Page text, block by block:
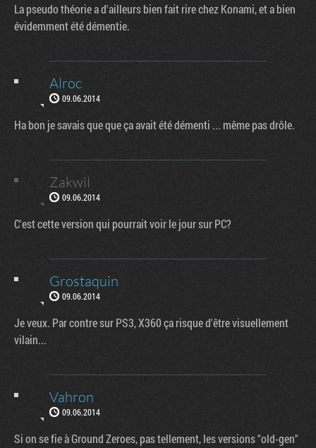
La pseudo théorie a d'ailleurs bien fait rire chez Konami, et a bien
évidemment été démentie.
Alroc
09.06.2014
Ha bon je savais que que ça avait été démenti ... même pas drôle.
Zakwil
09.06.2014
C'est cette version qui pourrait voir le jour sur PC?
Grostaquin
09.06.2014
Je veux. Par contre sur PS3, X360 ça risque d'être visuellement
vilain...
Vahron
09.06.2014
Si on se fie à Ground Zeroes, pas tellement, les versions "old-gen"